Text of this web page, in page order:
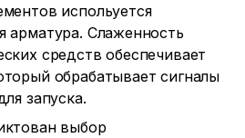
испольуется
арматура. Слаженность
средств обеспечивает
обрабатывает сигналы
запуска.
выбор